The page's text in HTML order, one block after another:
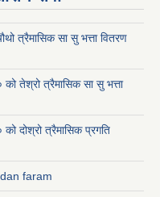
त्रैमासिक सा सु भत्ता वितरण
तेश्रो त्रैमासिक सा सु भत्ता
दोश्रो त्रैमासिक प्रगति
faram